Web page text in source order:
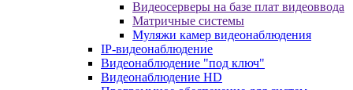
Видеосерверы на базе плат видеоввода
Матричные системы
Муляжи камер видеонаблюдения
IP-видеонаблюдение
Видеонаблюдение "под ключ"
Видеонаблюдение HD